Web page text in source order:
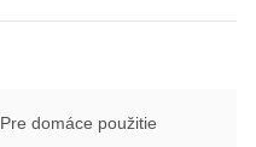
Pre domáce použitie